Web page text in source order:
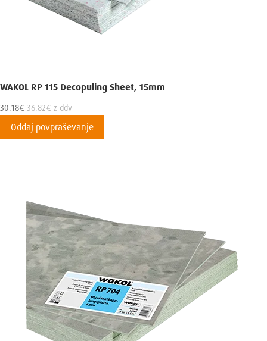
WAKOL RP 115 Decopuling Sheet, 15mm
30.18€ 36.82€ z ddv
Oddaj povpraševanje